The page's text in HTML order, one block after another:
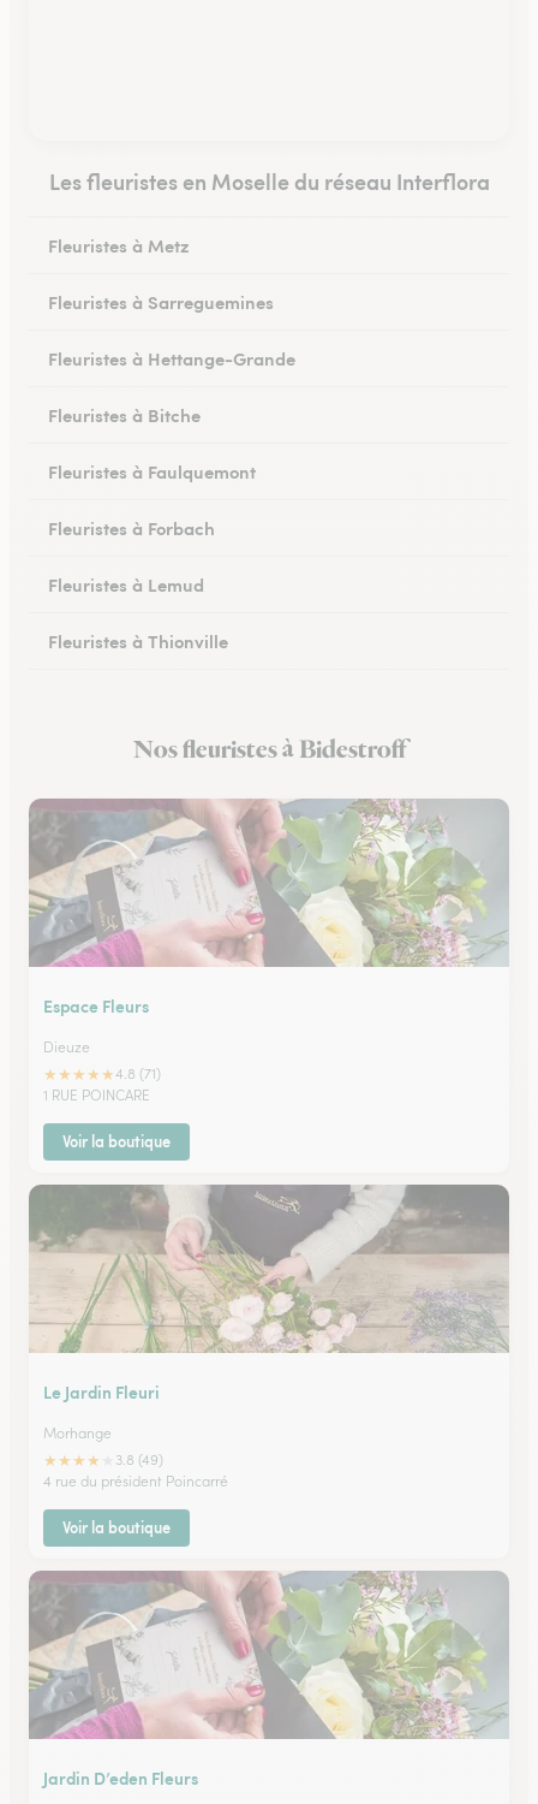
Les fleuristes en Moselle du réseau Interflora
Fleuristes à Metz
Fleuristes à Sarreguemines
Fleuristes à Hettange-Grande
Fleuristes à Bitche
Fleuristes à Faulquemont
Fleuristes à Forbach
Fleuristes à Lemud
Fleuristes à Thionville
Fleuristes à PeltreNos fleuristes à Bidestroff
Espace Fleurs
Dieuze
★★★★★4.8 (71)
1 RUE POINCARE
Voir la boutique
Le Jardin Fleuri
Morhange
★★★★
3.8 (49)
4 rue du président Poincarré
Voir la boutique
Jardin D’eden Fleurs